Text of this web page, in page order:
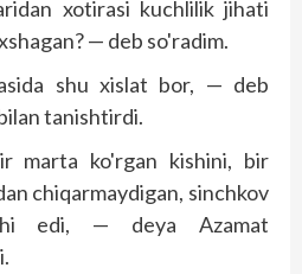
xotirasi kuchlilik jihati
— deb so'radim.
shu xislat bor, — deb
tanishtirdi.
marta ko'rgan kishini, bir
chiqarmaydigan, sinchkov
edi, — deya Azamat